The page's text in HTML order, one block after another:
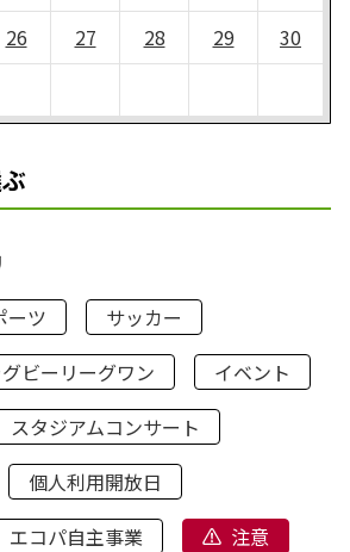
26 27 28 29
30
ーツ
サッカー
ビーリーグワン
イベント
スタジアムコンサート
個人利用開放日
エコパ自主事業
注意